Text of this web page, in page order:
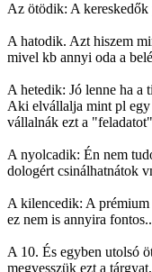
Az ötödik: A kereskedők
A hatodik. Azt hiszem
mivel kb annyi oda a
A hetedik: Jó lenne ha a
Aki elvállalja mint pl egy
vállalnák ezt a
A nyolcadik: Én nem
dologért csinálhatnátok
A kilencedik: A prémium
ez nem is annyira fontos..
A 10. És egyben utolsó
megvesszük ezt a